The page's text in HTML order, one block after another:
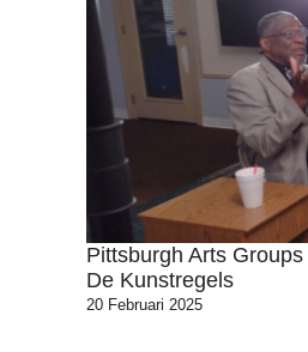
Pittsburgh Arts
De Kunstregels
20 Februari 2025